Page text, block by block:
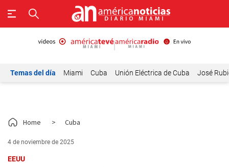
Temas del día Miami Cuba Unión Eléctrica de Cuba José
Home > Cuba
4 de noviembre de 2025
EEUU